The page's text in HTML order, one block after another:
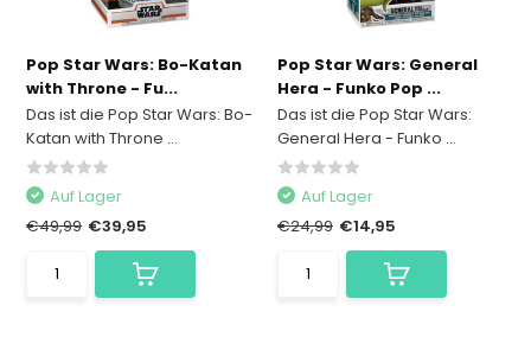
Pop Star Wars: Bo-Katan
with Throne - Fu...
Das ist die Pop Star Wars: Bo-
Katan with Throne ...
Auf Lager
€49,99 €39,95
Pop Star Wars: General
Hera - Funko Pop ...
Das ist die Pop Star Wars:
General Hera - Funko ...
Auf Lager
€24,99 €14,95